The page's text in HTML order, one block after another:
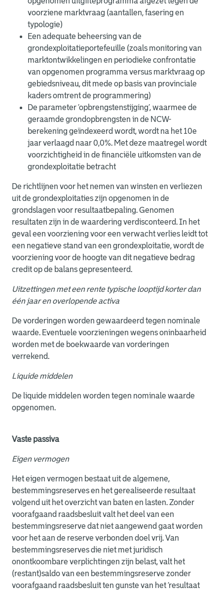
voorziene marktvraag (aantallen, fasering en
typologie)
Een adequate beheersing van de
grondexploitatieportefeuille (zoals monitoring van
marktontwikkelingen en periodieke confrontatie
van opgenomen programma versus marktvraag op
gebiedsniveau, dit mede op basis van provinciale
kaders omtrent de programmering)
De parameter ‘opbrengstenstijging’, waarmee de
geraamde grondopbrengsten in de NCW-
berekening geïndexeerd wordt, wordt na het 10e
jaar verlaagd naar 0,0%. Met deze maatregel wordt
voorzichtigheid in de financiële uitkomsten van de
grondexploitatie betracht
De richtlijnen voor het nemen van winsten en verliezen
uit de grondexploitaties zijn opgenomen in de
grondslagen voor resultaatbepaling. Genomen
resultaten zijn in de waardering verdisconteerd. In het
geval een voorziening voor een verwacht verlies leidt tot
een negatieve stand van een grondexploitatie, wordt de
voorziening voor de hoogte van dit negatieve bedrag
credit op de balans gepresenteerd.
Uitzettingen met een rente typische looptijd korter dan
één jaar en overlopende activa
De vorderingen worden gewaardeerd tegen nominale
waarde. Eventuele voorzieningen wegens oninbaarheid
worden met de boekwaarde van vorderingen
verrekend.
Liquide middelen
De liquide middelen worden tegen nominale waarde
opgenomen.
Vaste passiva
Eigen vermogen
Het eigen vermogen bestaat uit de algemene,
bestemmingsreserves en het gerealiseerde resultaat
volgend uit het overzicht van baten en lasten. Zonder
voorafgaand raadsbesluit valt het deel van een
bestemmingsreserve dat niet aangewend gaat worden
voor het aan de reserve verbonden doel vrij. Van
bestemmingsreserves die niet met juridisch
onontkoombare verplichtingen zijn belast, valt het
(restant)saldo van een bestemmingsreserve zonder
voorafgaand raadsbesluit ten gunste van het ‘resultaat